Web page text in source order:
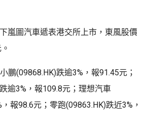
嵐圖汽車遞表港交所上市，東風股價
鵬(09868.HK)跌逾3%，報91.45元；
逾3%，報109.8元；理想汽車
報98.6元；零跑(09863.HK)跌近3%，